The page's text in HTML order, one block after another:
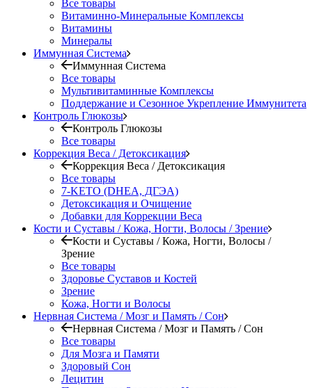
Все товары
Витаминно-Минеральные Комплексы
Витамины
Минералы
Иммунная Система
Иммунная Система
Все товары
Мультивитаминные Комплексы
Поддержание и Сезонное Укрепление Иммунитета
Контроль Глюкозы
Контроль Глюкозы
Все товары
Коррекция Веса / Детоксикация
Коррекция Веса / Детоксикация
Все товары
7-KETO (DHEA, ДГЭА)
Детоксикация и Очищение
Добавки для Коррекции Веса
Кости и Суставы / Кожа, Ногти, Волосы / Зрение
Кости и Суставы / Кожа, Ногти, Волосы /
Зрение
Все товары
Здоровье Суставов и Костей
Зрение
Кожа, Ногти и Волосы
Нервная Система / Мозг и Память / Сон
Нервная Система / Мозг и Память / Сон
Все товары
Для Мозга и Памяти
Здоровый Сон
Лецитин